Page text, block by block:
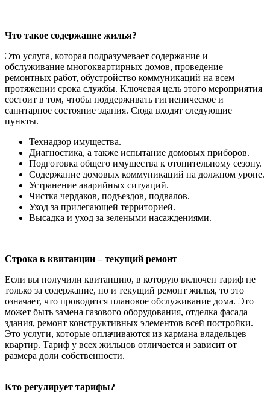
Что такое содержание жилья?
Это услуга, которая подразумевает содержание и
обслуживание многоквартирных домов, проведение
ремонтных работ, обустройство коммуникаций на всем
протяжении срока службы. Ключевая цель этого мероприятия
состоит в том, чтобы поддерживать гигиеническое и
санитарное состояние здания. Сюда входят следующие
пункты.
Технадзор имущества.
Диагностика, а также испытание домовых приборов.
Подготовка общего имущества к отопительному сезону.
Содержание домовых коммуникаций на должном уроне.
Устранение аварийных ситуаций.
Чистка чердаков, подъездов, подвалов.
Уход за прилегающей территорией.
Высадка и уход за зелеными насаждениями.
Строка в квитанции – текущий ремонт
Если вы получили квитанцию, в которую включен тариф не
только за содержание, но и текущий ремонт жилья, то это
означает, что проводится плановое обслуживание дома. Это
может быть замена газового оборудования, отделка фасада
здания, ремонт конструктивных элементов всей постройки.
Это услуги, которые оплачиваются из кармана владельцев
квартир. Тариф у всех жильцов отличается и зависит от
размера доли собственности.
Кто регулирует тарифы?